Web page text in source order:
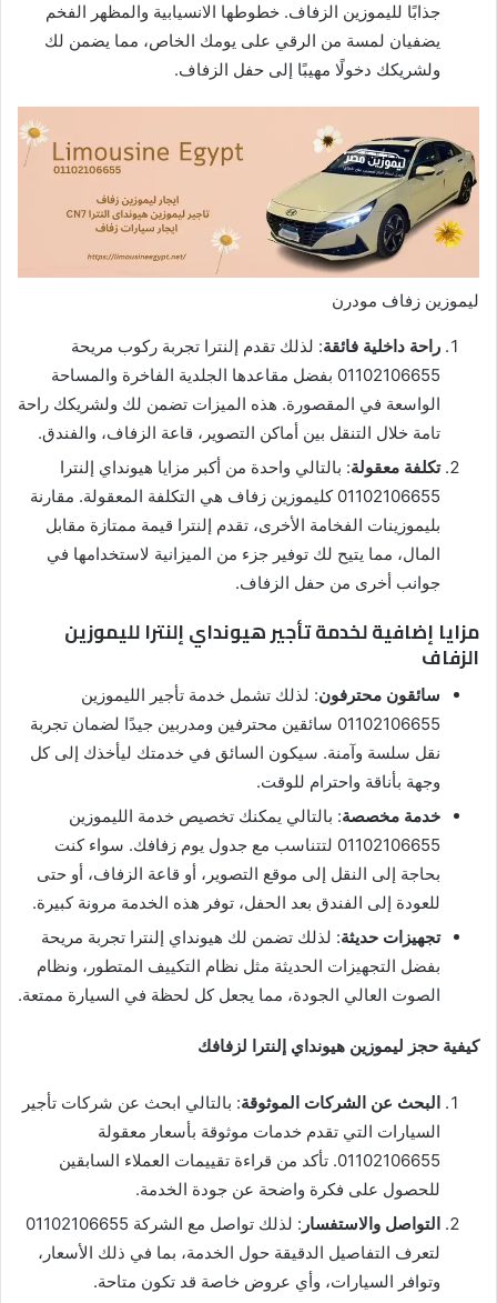
جذابًا لليموزين الزفاف. خطوطها الانسيابية والمظهر الفخم
يضفيان لمسة من الرقي على يومك الخاص، مما يضمن لك
ولشريكك دخولًا مهيبًا إلى حفل الزفاف.
ليموزين زفاف مودرن
راحة داخلية فائقة: لذلك تقدم إلنترا تجربة ركوب مريحة
01102106655 بفضل مقاعدها الجلدية الفاخرة والمساحة
الواسعة في المقصورة. هذه الميزات تضمن لك ولشريكك راحة
تامة خلال التنقل بين أماكن التصوير، قاعة الزفاف، والفندق.
تكلفة معقولة: بالتالي واحدة من أكبر مزايا هيونداي إلنترا
01102106655 كليموزين زفاف هي التكلفة المعقولة. مقارنة
بليموزينات الفخامة الأخرى، تقدم إلنترا قيمة ممتازة مقابل
المال، مما يتيح لك توفير جزء من الميزانية لاستخدامها في
جوانب أخرى من حفل الزفاف.
مزايا إضافية لخدمة تأجير هيونداي إلنترا لليموزين
الزفاف
سائقون محترفون: لذلك تشمل خدمة تأجير الليموزين
01102106655 سائقين محترفين ومدربين جيدًا لضمان تجربة
نقل سلسة وآمنة. سيكون السائق في خدمتك ليأخذك إلى كل
وجهة بأناقة واحترام للوقت.
خدمة مخصصة: بالتالي يمكنك تخصيص خدمة الليموزين
01102106655 لتتناسب مع جدول يوم زفافك. سواء كنت
بحاجة إلى النقل إلى موقع التصوير، أو قاعة الزفاف، أو حتى
للعودة إلى الفندق بعد الحفل، توفر هذه الخدمة مرونة كبيرة.
تجهيزات حديثة: لذلك تضمن لك هيونداي إلنترا تجربة مريحة
بفضل التجهيزات الحديثة مثل نظام التكييف المتطور، ونظام
الصوت العالي الجودة، مما يجعل كل لحظة في السيارة ممتعة.
كيفية حجز ليموزين هيونداي إلنترا لزفافك
البحث عن الشركات الموثوقة: بالتالي ابحث عن شركات تأجير
السيارات التي تقدم خدمات موثوقة بأسعار معقولة
01102106655. تأكد من قراءة تقييمات العملاء السابقين
للحصول على فكرة واضحة عن جودة الخدمة.
التواصل والاستفسار
: لذلك تواصل مع الشركة 01102106655
لتعرف التفاصيل الدقيقة حول الخدمة، بما في ذلك الأسعار،
وتوافر السيارات، وأي عروض خاصة قد تكون متاحة.